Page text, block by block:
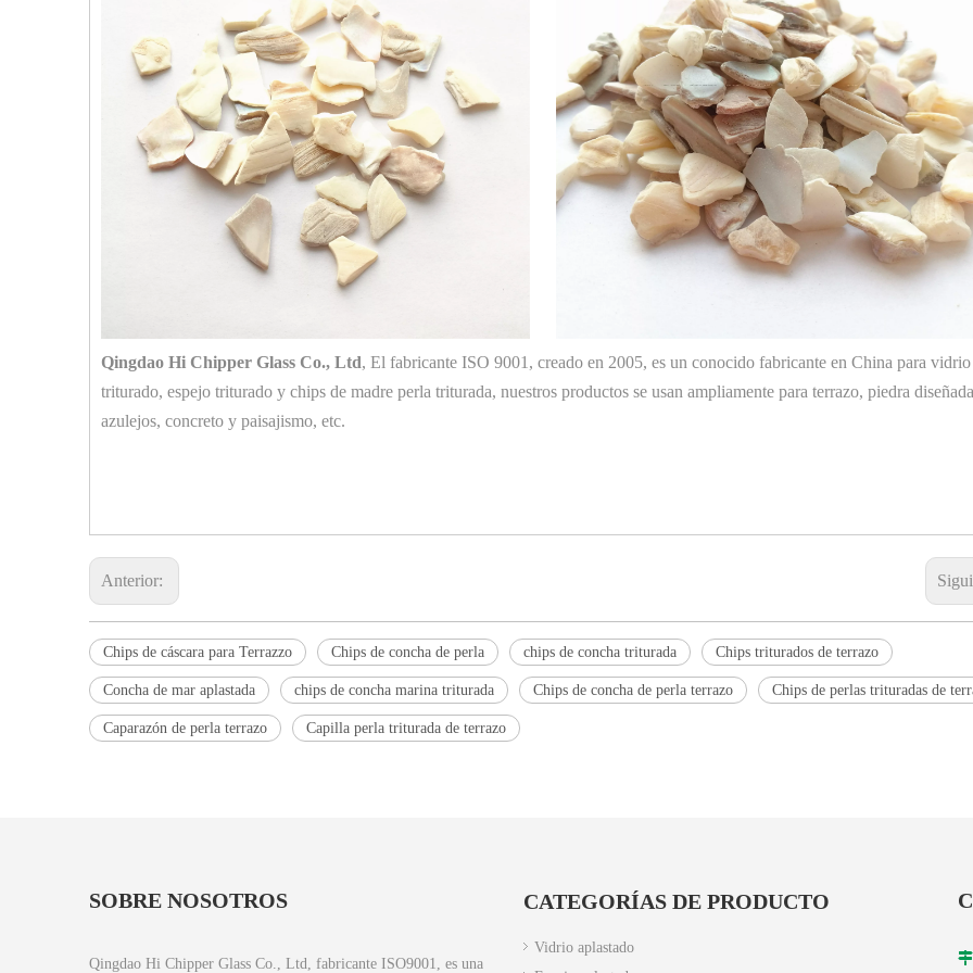
Qingdao Hi Chipper Glass Co., Ltd, El fabricante ISO 9001, creado en 2005, es un conocido fabricante en China para vidrio
triturado, espejo triturado y chips de madre perla triturada, nuestros productos se usan ampliamente para terrazo, piedra
azulejos, concreto y paisajismo, etc.
Anterior:
Chips de cáscara para Terrazzo Chips de concha de perla chips de concha triturada Chips triturados de terrazo
Concha de mar aplastada chips de concha marina triturada Chips de concha de perla terrazo Chips de perlas trituradas de
Caparazón de perla terrazo Capilla perla triturada de terrazo
SOBRE NOSOTROS
Qingdao Hi Chipper Glass Co., Ltd, fabricante ISO9001, es una
CATEGORÍAS DE PRODUCTO
Vidrio aplastado
